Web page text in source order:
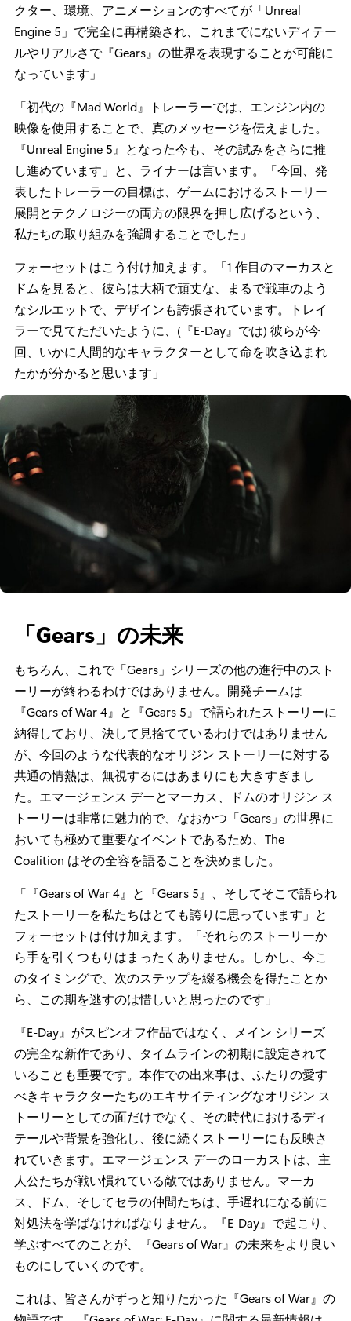
クター、環境、アニメーションのすべてが「Unreal
Engine 5」で完全に再構築され、これまでにないディテー
ルやリアルさで『Gears』の世界を表現することが可能に
なっています」
「初代の『Mad World』トレーラーでは、エンジン内の
映像を使用することで、真のメッセージを伝えました。
『Unreal Engine 5』となった今も、その試みをさらに推
し進めています」と、ライナーは言います。「今回、発
表したトレーラーの目標は、ゲームにおけるストーリー
展開とテクノロジーの両方の限界を押し広げるという、
私たちの取り組みを強調することでした」
フォーセットはこう付け加えます。「1 作目のマーカスと
ドムを見ると、彼らは大柄で頑丈な、まるで戦車のよう
なシルエットで、デザインも誇張されています。トレイ
ラーで見てただいたように、(『E-Day』では) 彼らが今
回、いかに人間的なキャラクターとして命を吹き込まれ
たかが分かると思います」
「Gears」の未来
もちろん、これで「Gears」シリーズの他の進行中のスト
ーリーが終わるわけではありません。開発チームは
『Gears of War 4』と『Gears 5』で語られたストーリーに
納得しており、決して見捨てているわけではありません
が、今回のような代表的なオリジン ストーリーに対する
共通の情熱は、無視するにはあまりにも大きすぎまし
た。エマージェンス デーとマーカス、ドムのオリジン ス
トーリーは非常に魅力的で、なおかつ「Gears」の世界に
おいても極めて重要なイベントであるため、The
Coalition はその全容を語ることを決めました。
「『Gears of War 4』と『Gears 5』、そしてそこで語られ
たストーリーを私たちはとても誇りに思っています」と
フォーセットは付け加えます。「それらのストーリーか
ら手を引くつもりはまったくありません。しかし、今こ
のタイミングで、次のステップを綴る機会を得たことか
ら、この期を逃すのは惜しいと思ったのです」
『E-Day』がスピンオフ作品ではなく、メイン シリーズ
の完全な新作であり、タイムラインの初期に設定されて
いることも重要です。本作での出来事は、ふたりの愛す
べきキャラクターたちのエキサイティングなオリジン ス
トーリーとしての面だけでなく、その時代におけるディ
テールや背景を強化し、後に続くストーリーにも反映さ
れていきます。エマージェンス デーのローカストは、主
人公たちが戦い慣れている敵ではありません。マーカ
ス、ドム、そしてセラの仲間たちは、手遅れになる前に
対処法を学ばなければなりません。『E-Day』で起こり、
学ぶすべてのことが、『Gears of War』の未来をより良い
ものにしていくのです。
これは、皆さんがずっと知りたかった『Gears of War』の